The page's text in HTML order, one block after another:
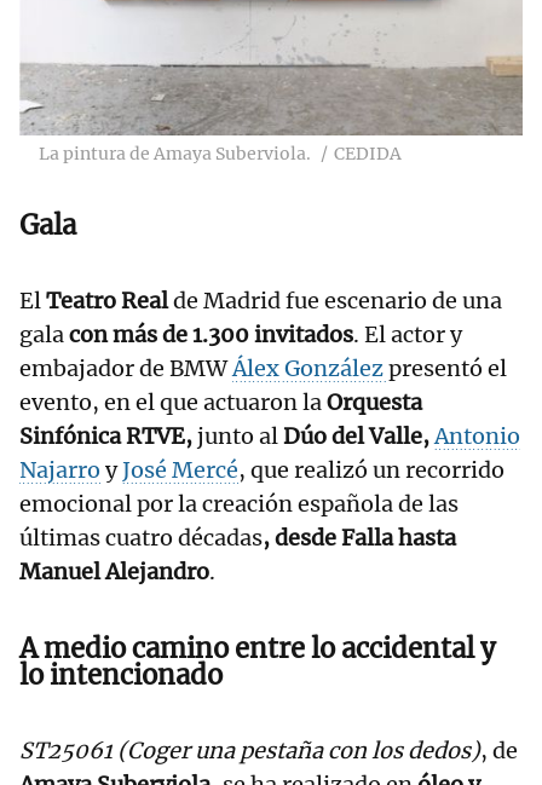
La pintura de Amaya Suberviola. CEDIDA
Gala
ElTeatro Realde Madrid fue escenario de una
galacon más de 1.300 invitados. El actor y
embajador de BMWÁlex Gonzálezpresentó el
evento, en el que actuaron laOrquesta
Sinfónica RTVE,junto alDúo del Valle,Antonio
Najarro yJosé Mercé, que realizó un recorrido
emocional por la creación española de las
últimas cuatro décadas, desde Falla hasta
Manuel Alejandro.
A medio camino entre lo accidental y
lo intencionado
ST25061 (Coger una pestaña con los dedos), de